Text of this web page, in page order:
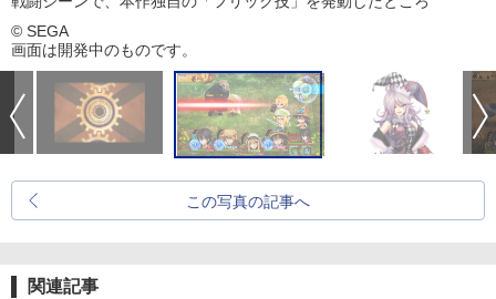
© SEGA
画面は開発中のものです。
この写真の記事へ
関連記事